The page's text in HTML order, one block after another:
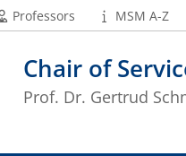
Chair of
Prof. Dr. Gertrud
Professors MSM A-Z